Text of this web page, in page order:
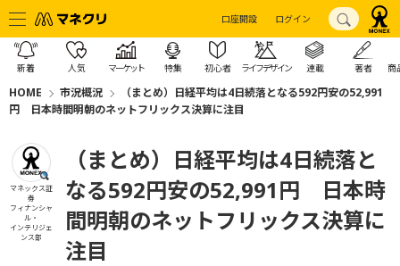
口座開設 ログイン
新着 人気 マーケット 特集 初心者 ライフデザイン 連載 著者 商
HOME 市況概況
（まとめ）日経平均は4日続落となる592円安の52,991
円 日本時間明朝のネットフリックス決算に注目
マネックス証
券
フィナンシャ
ル・
インテリジェ
ンス部
（まとめ）日経平均は4日続落と
なる592円安の52,991円 日本時
間明朝のネットフリックス決算に
注目